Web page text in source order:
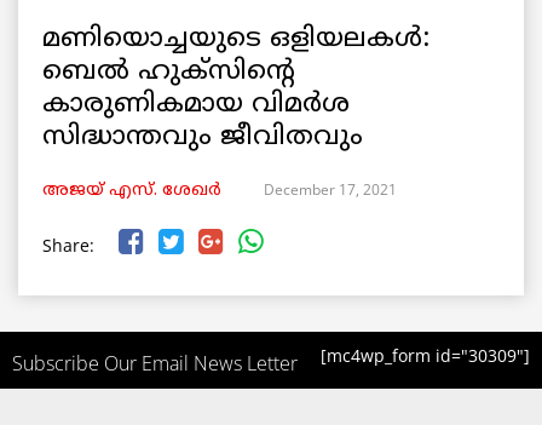
മണിയൊച്ചയുടെ ഒളിയലകൾ:
ബെൽ ഹുക്സിന്റെ
കാരുണികമായ വിമർശ
സിദ്ധാന്തവും ജീവിതവും
അജയ് എസ്. ശേഖര്‍ December 17, 2021
Share:
Subscribe Our Email News Letter [mc4wp_form id="30309"]